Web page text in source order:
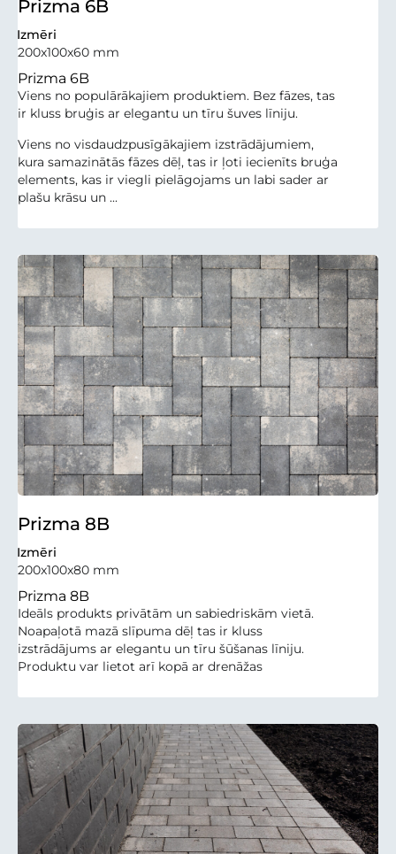
Prizma 6B
Izmēri
200x100x60 mm
Prizma 6B
Viens no populārākajiem produktiem. Bez fāzes, tas
ir kluss bruģis ar elegantu un tīru šuves līniju.
Viens no visdaudzpusīgākajiem izstrādājumiem,
kura samazinātās fāzes dēļ, tas ir ļoti iecienīts bruģa
elements, kas ir viegli pielāgojams un labi sader ar
plašu krāsu un ...
Prizma 8B
Izmēri
200x100x80 mm
Prizma 8B
Ideāls produkts privātām un sabiedriskām vietā.
Noapaļotā mazā slīpuma dēļ tas ir kluss
izstrādājums ar elegantu un tīru šūšanas līniju.
Produktu var lietot arī kopā ar drenāžas